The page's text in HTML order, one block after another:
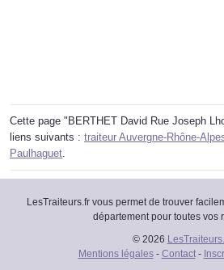
Cette page "BERTHET David Rue Joseph
liens suivants : traiteur Auvergne-Rhône-
Paulhaguet.
LesTraiteurs.fr vous permet de trouver
département pour toutes vos
© 2026
Mentions légales- Contact-